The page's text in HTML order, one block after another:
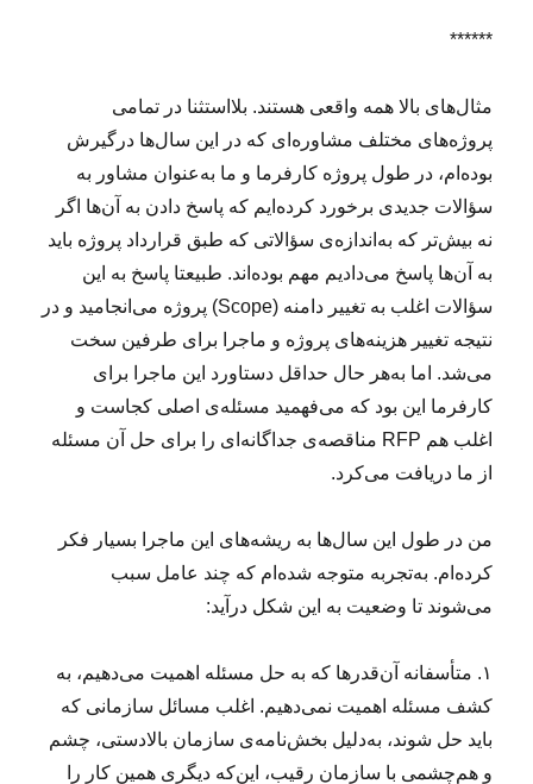
******
مثال‌های بالا همه واقعی هستند. بلااستثنا در تمامی
پروژه‌های مختلف مشاوره‌ای که در این سال‌ها درگیرش
بوده‌ام، در طول پروژه کارفرما و ما به‌عنوان مشاور به
سؤالات جدیدی برخورد کرده‌ایم که پاسخ دادن به آن‌ها اگر
نه بیش‌تر که به‌اندازه‌ی سؤالاتی که طبق قرارداد پروژه باید
به آن‌ها پاسخ می‌دادیم مهم بوده‌اند. طبیعتا پاسخ به این
سؤالات اغلب به تغییر دامنه (Scope) پروژه می‌انجامید و در
نتیجه تغییر هزینه‌های پروژه و ماجرا برای طرفین سخت
می‌شد. اما به‌هر حال حداقل دستاورد این ماجرا برای
کارفرما این بود که می‌فهمید مسئله‌ی اصلی کجاست و
اغلب هم RFP مناقصه‌ی جداگانه‌ای را برای حل آن مسئله
از ما دریافت می‌کرد.
من در طول این سال‌ها به ریشه‌های این ماجرا بسیار فکر
کرده‌ام. به‌تجربه متوجه شده‌ام که چند عامل سبب
می‌شوند تا وضعیت به این شکل درآید:
۱. متأسفانه آن‌قدرها که به حل مسئله اهمیت می‌دهیم، به
کشف مسئله اهمیت نمی‌دهیم. اغلب مسائل سازمانی که
باید حل شوند، به‌دلیل بخش‌نامه‌ی سازمان بالادستی، چشم
و هم‌چشمی با سازمان رقیب، این‌که دیگری همین کار را